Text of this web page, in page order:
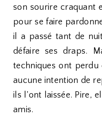
son sourire craquant
pour se faire
il a passé tant de
défaire ses draps.
techniques ont perdu
aucune intention de
ils l’ont laissée. Pire,
amis.